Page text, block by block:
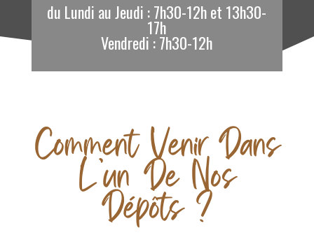
du Lundi au Jeudi : 7h30-12h et 13h30-
17h
Vendredi : 7h30-12h
Comment Venir Dans
L’un De Nos
Dépôts ?